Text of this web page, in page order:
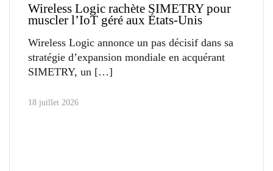
Wireless Logic rachète SIMETRY pour
muscler l’IoT géré aux États-Unis
Wireless Logic annonce un pas décisif dans sa
stratégie d’expansion mondiale en acquérant
SIMETRY, un
18 juillet 2026